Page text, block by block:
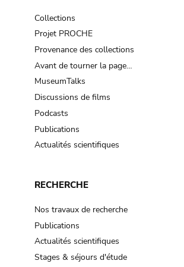
Collections
Projet PROCHE
Provenance des collections
Avant de tourner la page…
MuseumTalks
Discussions de films
Podcasts
Publications
Actualités scientifiques
RECHERCHE
Nos travaux de recherche
Publications
Actualités scientifiques
Stages & séjours d'étude